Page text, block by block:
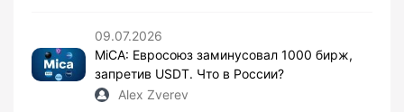
09.07.2026
MiCA: Евросоюз заминусовал 1000 бирж,
запретив USDT. Что в России?
Alex Zverev